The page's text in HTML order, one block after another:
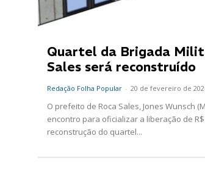
Quartel da Brigada
Sales será reconstruído
Redação Folha Popular - 20 de fevereiro de
O prefeito de Roca Sales, Jones Wunsch
encontro para oficializar a liberação de
reconstrução do quartel...